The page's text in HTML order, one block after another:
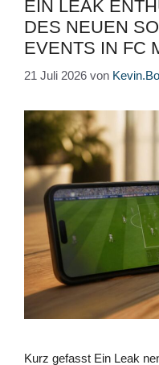
EIN LEAK
DES NEUEN
EVENTS IN FC
21 Juli 2026 von
Kurz gefasst Ein Leak